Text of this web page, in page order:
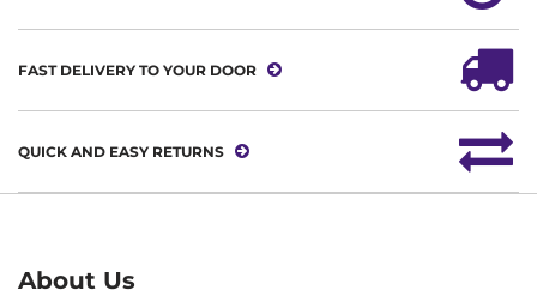
FAST DELIVERY TO YOUR DOOR
QUICK AND EASY RETURNS
About Us